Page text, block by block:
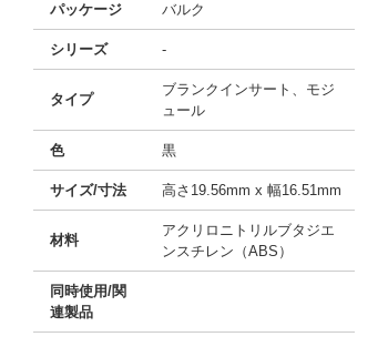
パッケージ バルク
シリーズ -
タイプ
ブランクインサート、モジ
ュール
色 黒
サイズ/寸法 高さ19.56mm x 幅16.51mm
材料
アクリロニトリルブタジエ
ンスチレン（ABS）
同時使用/関
連製品